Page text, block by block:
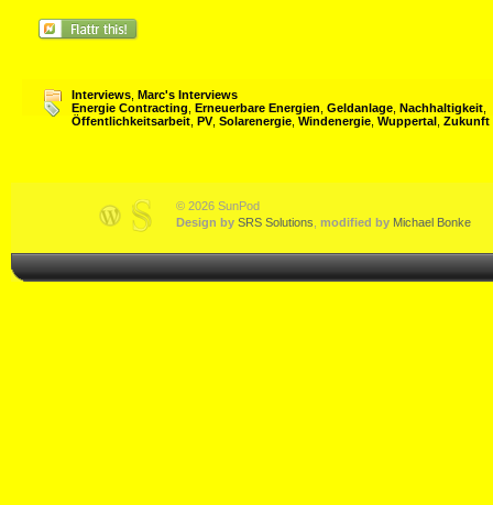
Interviews Marc's Interviews
Energie Contracting Erneuerbare Energien Geldanlage Nachhaltigkeit
Öffentlichkeitsarbeit PV, Solarenergie Windenergie Wuppertal Zukunft
© 2026 SunPod
Design by SRS Solutions modified by Michael Bonke